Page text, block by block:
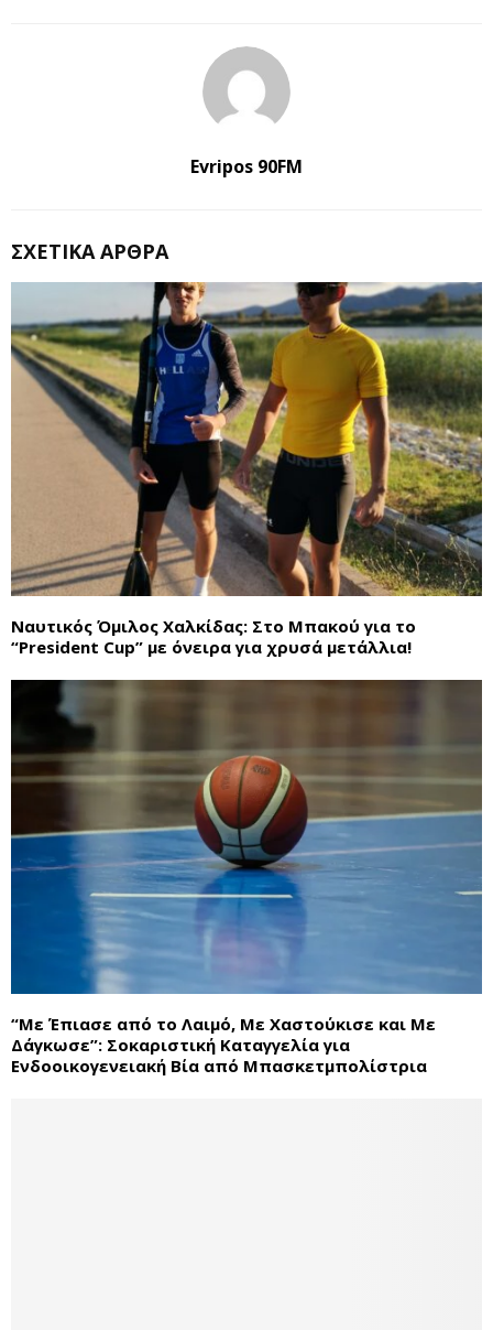
Evripos 90FM
ΣΧΕΤΙΚΆ ΆΡΘΡΑ
Ναυτικός Όμιλος Χαλκίδας: Στο Μπακού για το
“President Cup” με όνειρα για χρυσά μετάλλια!
“Με Έπιασε από το Λαιμό, Με Χαστούκισε και Με
Δάγκωσε”: Σοκαριστική Καταγγελία για
Ενδοοικογενειακή Βία από Μπασκετμπολίστρια